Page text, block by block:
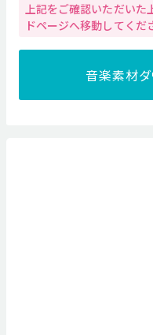
上記をご確認いただいた
ドページへ移動してくだ
音楽素材